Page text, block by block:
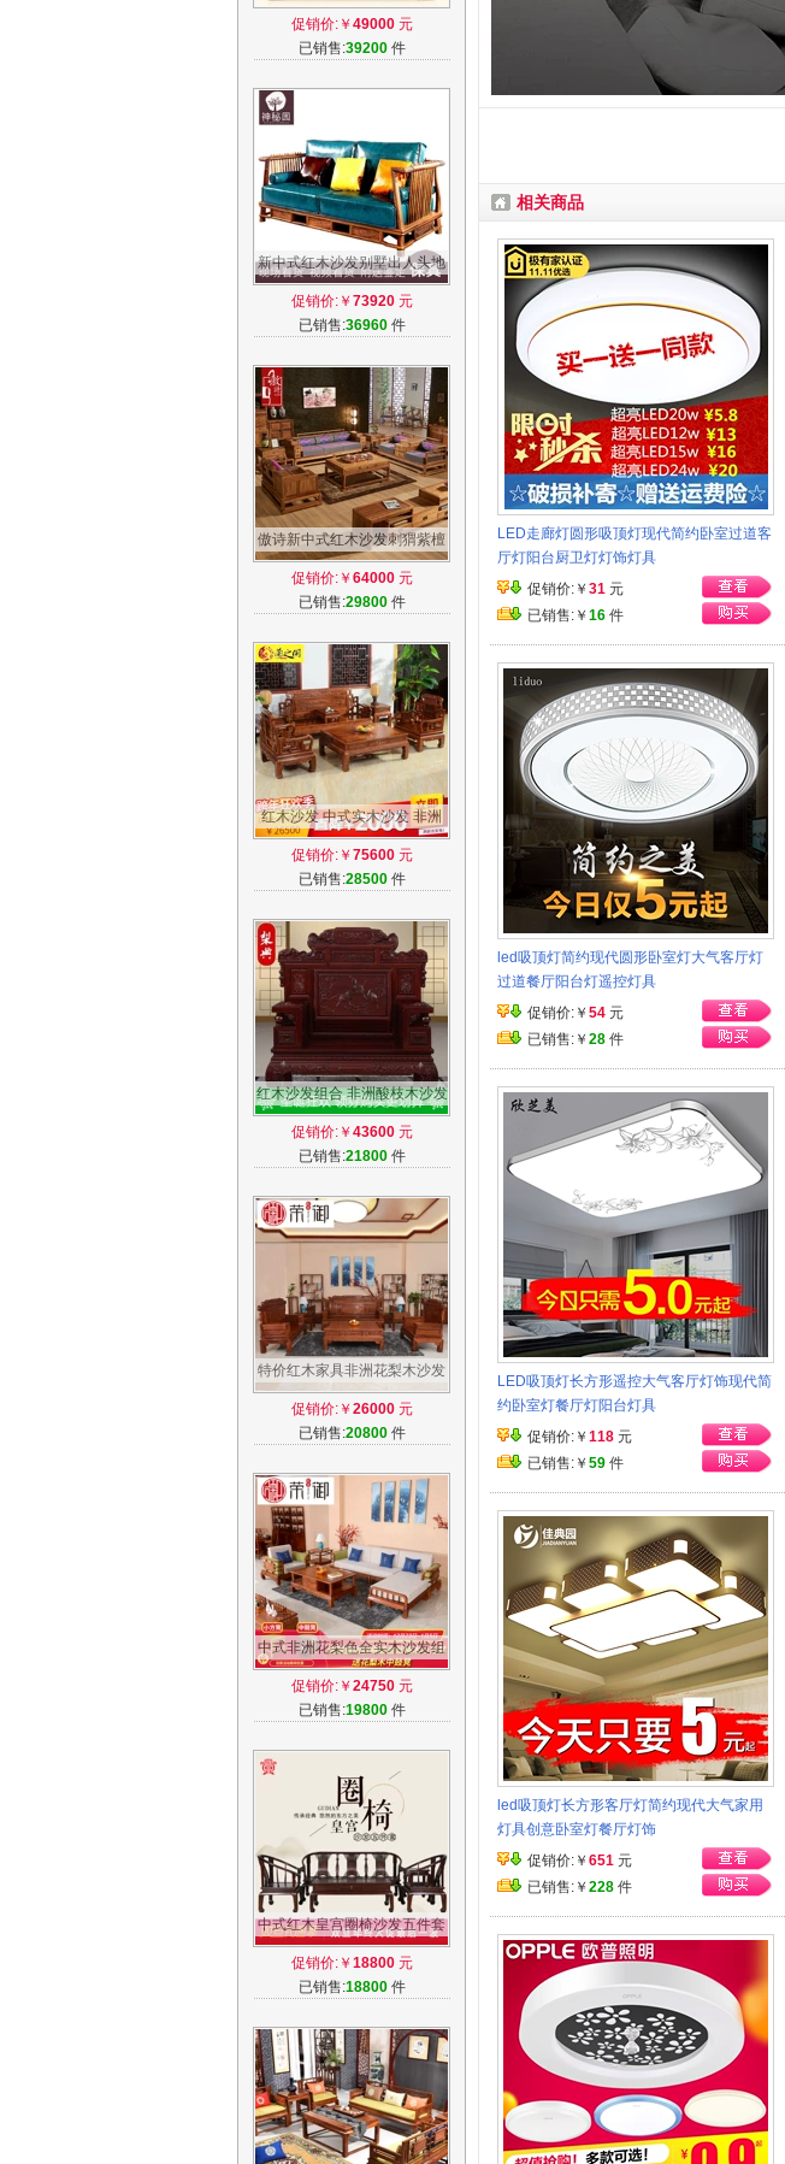
红木家具客厅组合正宗阔叶黄
檀11件套
促销价:￥ 49000元
已销售:39200件
新中式红木沙发别墅出人头地
花梨禅意刺猬紫檀仿苏梨荣麟
京瓷家具
促销价:￥ 73920元
已销售:36960件
傲诗新中式红木沙发刺猬紫檀
花梨木实木家具 忆江南沙发六
件套X08
促销价:￥ 64000元
已销售:29800件
红木沙发 中式实木沙发 非洲
酸枝木 花梨木沙发 客厅组合
红木家具
促销价:￥ 75600元
已销售:28500件
红木沙发组合 非洲酸枝木沙发
红酸枝 现代中式实木客厅家具
整装
促销价:￥ 43600元
已销售:21800件
特价红木家具非洲花梨木沙发
兰亭序 中式仿古客厅实木沙发
组合
促销价:￥ 26000元
已销售:20800件
中式非洲花梨色全实木沙发组
合贵妃红木组合转角沙发客厅
仿古家具
促销价:￥ 24750元
已销售:19800件
中式红木皇宫圈椅沙发五件套
非洲酸枝明式仿古客厅会客实
木家具
促销价:￥ 18800元
已销售:18800件
相关商品
LED走廊灯圆形吸顶灯现代简约卧室过道客
厅灯阳台厨卫灯灯饰灯具
促销价:￥ 31 元
已销售:￥ 16 件
led吸顶灯简约现代圆形卧室灯大气客厅灯
过道餐厅阳台灯遥控灯具
促销价:￥ 54 元
已销售:￥ 28 件
LED吸顶灯长方形遥控大气客厅灯饰现代简
约卧室灯餐厅灯阳台灯具
促销价:￥ 118 元
已销售:￥ 59 件
led吸顶灯长方形客厅灯简约现代大气家用
灯具创意卧室灯餐厅灯饰
促销价:￥ 651 元
已销售:￥ 228 件